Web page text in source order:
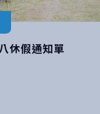
休假通知單